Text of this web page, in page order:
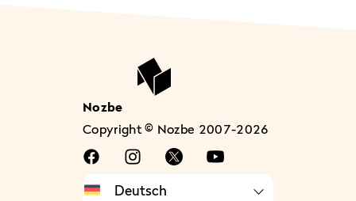
Nozbe
Copyright © Nozbe 2007-2026